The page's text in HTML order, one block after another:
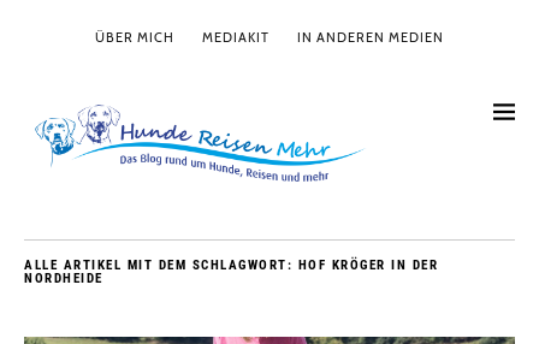
ÜBER MICH MEDIAKIT IN ANDEREN MEDIEN
ALLE ARTIKEL MIT DEM SCHLAGWORT:
HOF KRÖGER IN DER
NORDHEIDE